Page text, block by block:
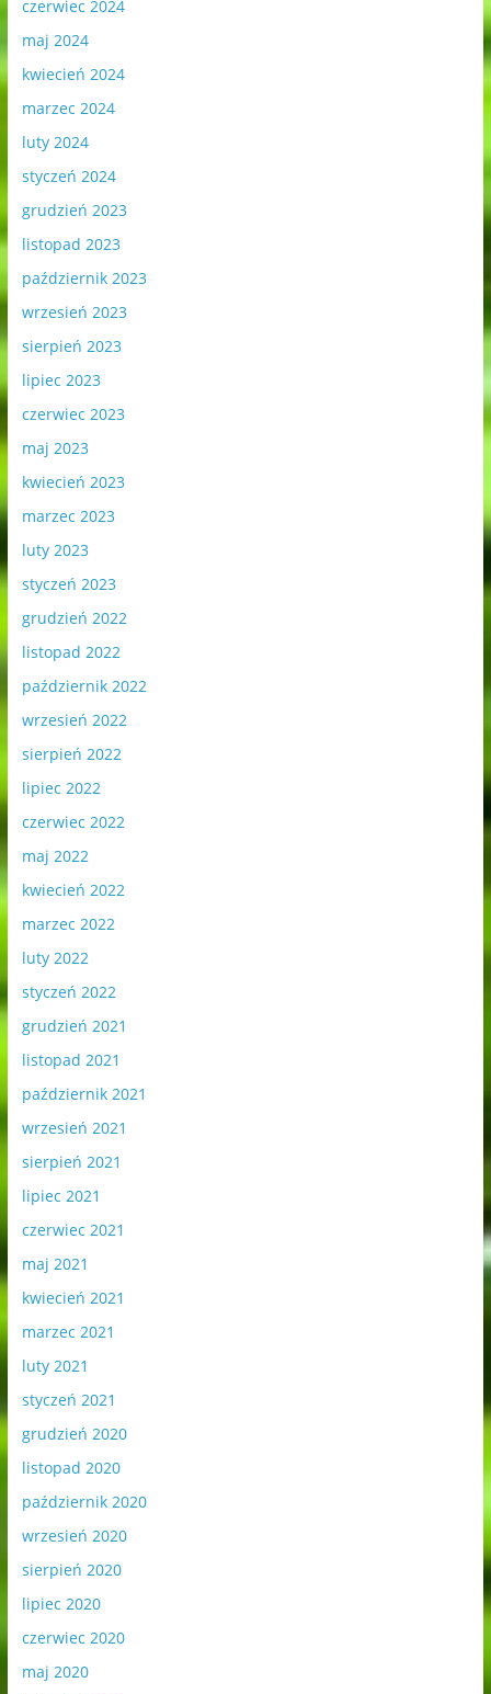
czerwiec 2024
maj 2024
kwiecień 2024
marzec 2024
luty 2024
styczeń 2024
grudzień 2023
listopad 2023
październik 2023
wrzesień 2023
sierpień 2023
lipiec 2023
czerwiec 2023
maj 2023
kwiecień 2023
marzec 2023
luty 2023
styczeń 2023
grudzień 2022
listopad 2022
październik 2022
wrzesień 2022
sierpień 2022
lipiec 2022
czerwiec 2022
maj 2022
kwiecień 2022
marzec 2022
luty 2022
styczeń 2022
grudzień 2021
listopad 2021
październik 2021
wrzesień 2021
sierpień 2021
lipiec 2021
czerwiec 2021
maj 2021
kwiecień 2021
marzec 2021
luty 2021
styczeń 2021
grudzień 2020
listopad 2020
październik 2020
wrzesień 2020
sierpień 2020
lipiec 2020
czerwiec 2020
maj 2020